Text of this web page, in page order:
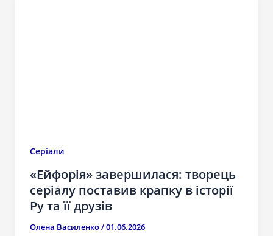
Серіали
«Ейфорія» завершилася: творець
серіалу поставив крапку в історії
Ру та її друзів
Олена Василенко/01.06.2026